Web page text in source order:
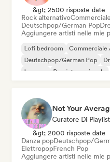
&gt; 2500 risposte date
Rock alternativo
Deutschpop/German Pop
Aggiungere artisti nelle mie
Lofi bedroom Commerciale
Deutschpop/German Pop
Iperpop
Pop internazionale
Curatore Di Playlist
&gt; 2000 risposte date
Danza popDeutschpop/
ElettropopFrench Pop
Aggiungere artisti nelle mie